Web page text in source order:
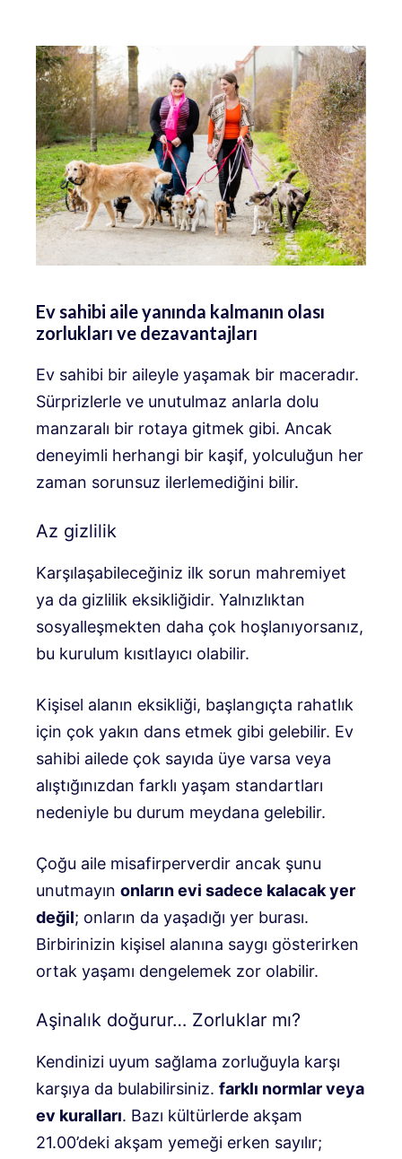
Ev sahibi aile yanında kalmanın olası
zorlukları ve dezavantajları
Ev sahibi bir aileyle yaşamak bir maceradır.
Sürprizlerle ve unutulmaz anlarla dolu
manzaralı bir rotaya gitmek gibi. Ancak
deneyimli herhangi bir kaşif, yolculuğun her
zaman sorunsuz ilerlemediğini bilir.
Az gizlilik
Karşılaşabileceğiniz ilk sorun mahremiyet
ya da gizlilik eksikliğidir. Yalnızlıktan
sosyalleşmekten daha çok hoşlanıyorsanız,
bu kurulum kısıtlayıcı olabilir.
Kişisel alanın eksikliği, başlangıçta rahatlık
için çok yakın dans etmek gibi gelebilir. Ev
sahibi ailede çok sayıda üye varsa veya
alıştığınızdan farklı yaşam standartları
nedeniyle bu durum meydana gelebilir.
Çoğu aile misafirperverdir ancak şunu
unutmayın onların evi sadece kalacak yer
değil; onların da yaşadığı yer burası.
Birbirinizin kişisel alanına saygı gösterirken
ortak yaşamı dengelemek zor olabilir.
Aşinalık doğurur… Zorluklar mı?
Kendinizi uyum sağlama zorluğuyla karşı
karşıya da bulabilirsiniz. farklı normlar veya
ev kuralları. Bazı kültürlerde akşam
21.00’deki akşam yemeği erken sayılır;